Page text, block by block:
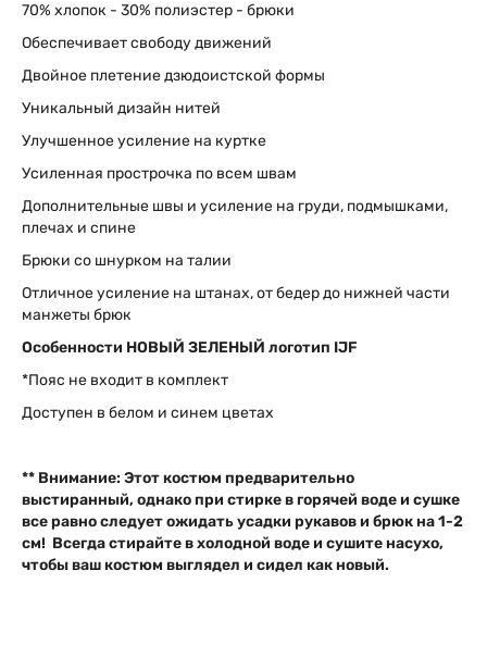
70% хлопок - 30% полиэстер - брюки
Обеспечивает свободу движений
Двойное плетение дзюдоистской формы
Уникальный дизайн нитей
Улучшенное усиление на куртке
Усиленная прострочка по всем швам
Дополнительные швы и усиление на груди, подмышками,
плечах и спине
Брюки со шнурком на талии
Отличное усиление на штанах, от бедер до нижней части
манжеты брюк
Особенности НОВЫЙ ЗЕЛЕНЫЙ логотип IJF
*Пояс не входит в комплект
Доступен в белом и синем цветах
** Внимание: Этот костюм предварительно
выстиранный, однако при стирке в горячей воде и сушке
все равно следует ожидать усадки рукавов и брюк на 1-2
см! Всегда стирайте в холодной воде и сушите насухо,
чтобы ваш костюм выглядел и сидел как новый.